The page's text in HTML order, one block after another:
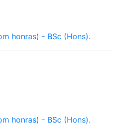
honras) - BSc (Hons).
honras) - BSc (Hons).